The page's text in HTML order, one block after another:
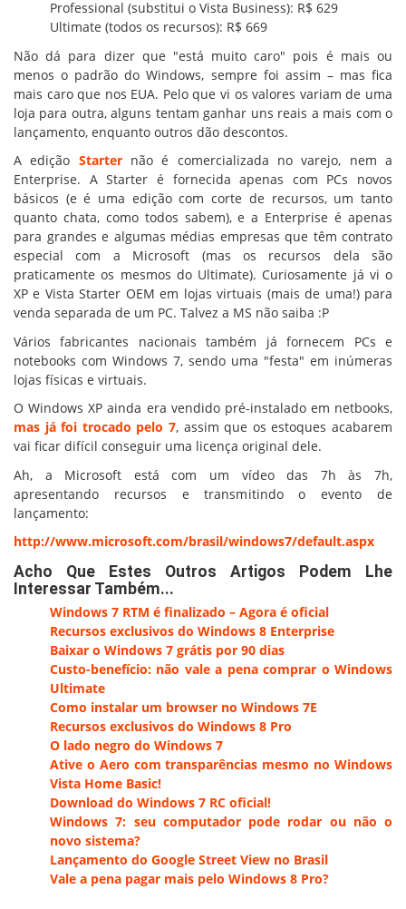
Professional (substitui o Vista Business): R$ 629
Ultimate (todos os recursos): R$ 669
Não dá para dizer que "está muito caro" pois é mais ou
menos o padrão do Windows, sempre foi assim – mas fica
mais caro que nos EUA. Pelo que vi os valores variam de uma
loja para outra, alguns tentam ganhar uns reais a mais com o
lançamento, enquanto outros dão descontos.
A edição Starternão é comercializada no varejo, nem a
Enterprise. A Starter é fornecida apenas com PCs novos
básicos (e é uma edição com corte de recursos, um tanto
quanto chata, como todos sabem), e a Enterprise é apenas
para grandes e algumas médias empresas que têm contrato
especial com a Microsoft (mas os recursos dela são
praticamente os mesmos do Ultimate). Curiosamente já vi o
XP e Vista Starter OEM em lojas virtuais (mais de uma!) para
venda separada de um PC. Talvez a MS não saiba :P
Vários fabricantes nacionais também já fornecem PCs e
notebooks com Windows 7, sendo uma "festa" em inúmeras
lojas físicas e virtuais.
O Windows XP ainda era vendido pré-instalado em netbooks,
mas já foi trocado pelo 7, assim que os estoques acabarem
vai ficar difícil conseguir uma licença original dele.
Ah, a Microsoft está com um vídeo das 7h às 7h,
apresentando recursos e transmitindo o evento de
lançamento:
http://www.microsoft.com/brasil/windows7/default.aspx
Acho Que Estes Outros Artigos Podem Lhe
Interessar Também...
Windows 7 RTM é finalizado – Agora é oficial
Recursos exclusivos do Windows 8 Enterprise
Baixar o Windows 7 grátis por 90 dias
Custo-benefício: não vale a pena comprar o Windows
Ultimate
Como instalar um browser no Windows 7E
Recursos exclusivos do Windows 8 Pro
O lado negro do Windows 7
Ative o Aero com transparências mesmo no Windows
Vista Home Basic!
Download do Windows 7 RC oficial!
Windows 7: seu computador pode rodar ou não o
novo sistema?
Lançamento do Google Street View no Brasil
Vale a pena pagar mais pelo Windows 8 Pro?